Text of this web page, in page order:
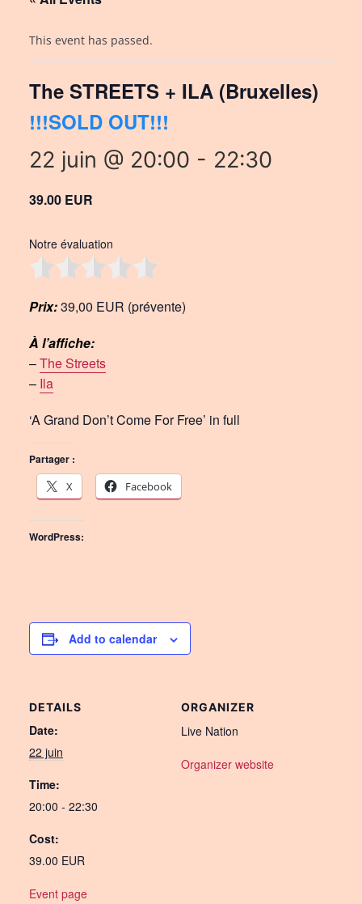
This event has passed.
The STREETS + ILA (Bruxelles)
!!!SOLD OUT!!!
22 juin @ 20:00 - 22:30
39.00 EUR
Notre évaluation
Prix:39,00 EUR (prévente)
À l’affiche:
–The Streets
– Ila
‘A Grand Don’t Come For Free’ in full
Partager :
X
Facebook
WordPress:
Add to calendar
DETAILS
Date:
22 juin
Time:
20:00 - 22:30
Cost:
39.00 EUR
Event page
ORGANIZER
Live Nation
Organizer website